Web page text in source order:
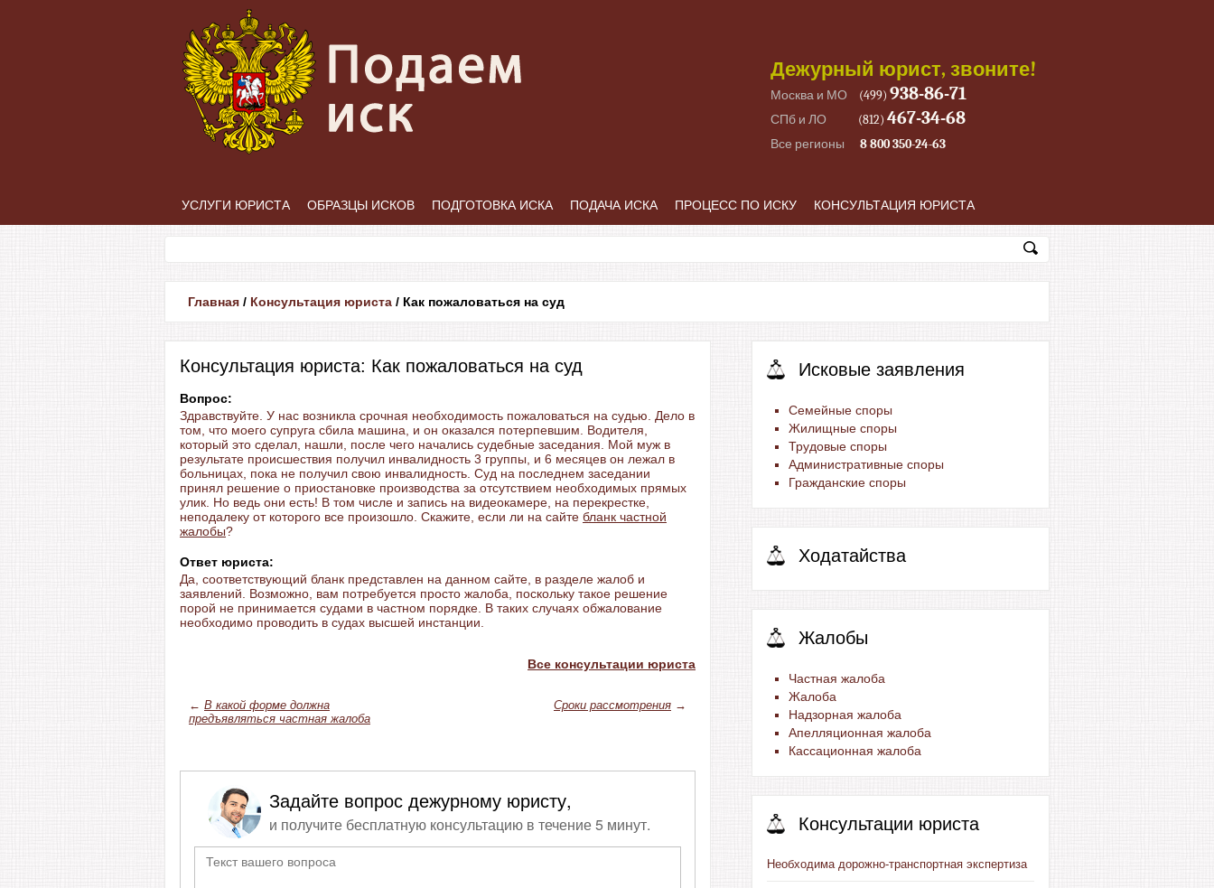
Дежурный юрист, звоните!
Москва и МО (499) 938-86-71
СПб и ЛО (812) 467-34-68
Все регионы 8 800 350-24-63
УСЛУГИ ЮРИСТА ОБРАЗЦЫ ИСКОВ ПОДГОТОВКА ИСКА ПОДАЧА ИСКА ПРОЦЕСС ПО ИСКУ КОНСУЛЬТАЦИЯ ЮРИСТА
Главная / Консультация юриста / Как пожаловаться на суд
Консультация юриста: Как пожаловаться на суд
Вопрос:
Здравствуйте. У нас возникла срочная необходимость пожаловаться на судью. Дело в
том, что моего супруга сбила машина, и он оказался потерпевшим. Водителя,
который это сделал, нашли, после чего начались судебные заседания. Мой муж в
результате происшествия получил инвалидность 3 группы, и 6 месяцев он лежал в
больницах, пока не получил свою инвалидность. Суд на последнем заседании
принял решение о приостановке производства за отсутствием необходимых прямых
улик. Но ведь они есть! В том числе и запись на видеокамере, на перекрестке,
неподалеку от которого все произошло. Скажите, если ли на сайте бланк частной
жалобы?
Ответ юриста:
Да, соответствующий бланк представлен на данном сайте, в разделе жалоб и
заявлений. Возможно, вам потребуется просто жалоба, поскольку такое решение
порой не принимается судами в частном порядке. В таких случаях обжалование
необходимо проводить в судах высшей инстанции.
Все консультации юриста
← В какой форме должна
предъявляться частная жалоба
Сроки рассмотрения →
Задайте вопрос дежурному юристу,
и получите бесплатную консультацию в течение 5 минут.
Исковые заявления
Семейные споры
Жилищные споры
Трудовые споры
Административные споры
Гражданские споры
Ходатайства
Жалобы
Частная жалоба
Жалоба
Надзорная жалоба
Апелляционная жалоба
Кассационная жалоба
Консультации юриста
Необходима дорожно-транспортная экспертиза